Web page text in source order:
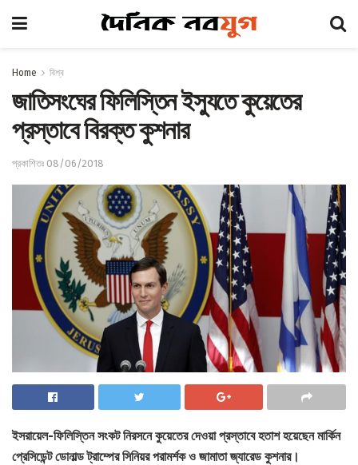
Home বিশ্ব
জাতিসংঘের ফিলিস্তিন ইস্যুতে কুয়েতের
প্রস্তাবে বিরক্ত কুশনার
প্রকাশিতঃ 08/06/2018
ইসরায়েল-ফিলিস্তিন সংকট নিরসনে কুয়েতের দেওয়া প্রস্তাবে হতাশ হয়েছেন মার্কিন
প্রেসিডেন্ট ডোনাল্ড ট্রাম্পের সিনিয়র পরামর্শক ও জামাতা জ্যারেড কুশনার।